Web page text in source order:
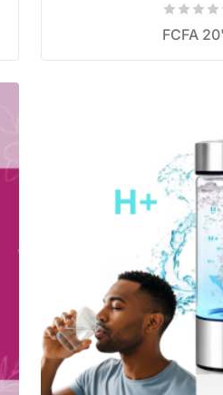
FCFA